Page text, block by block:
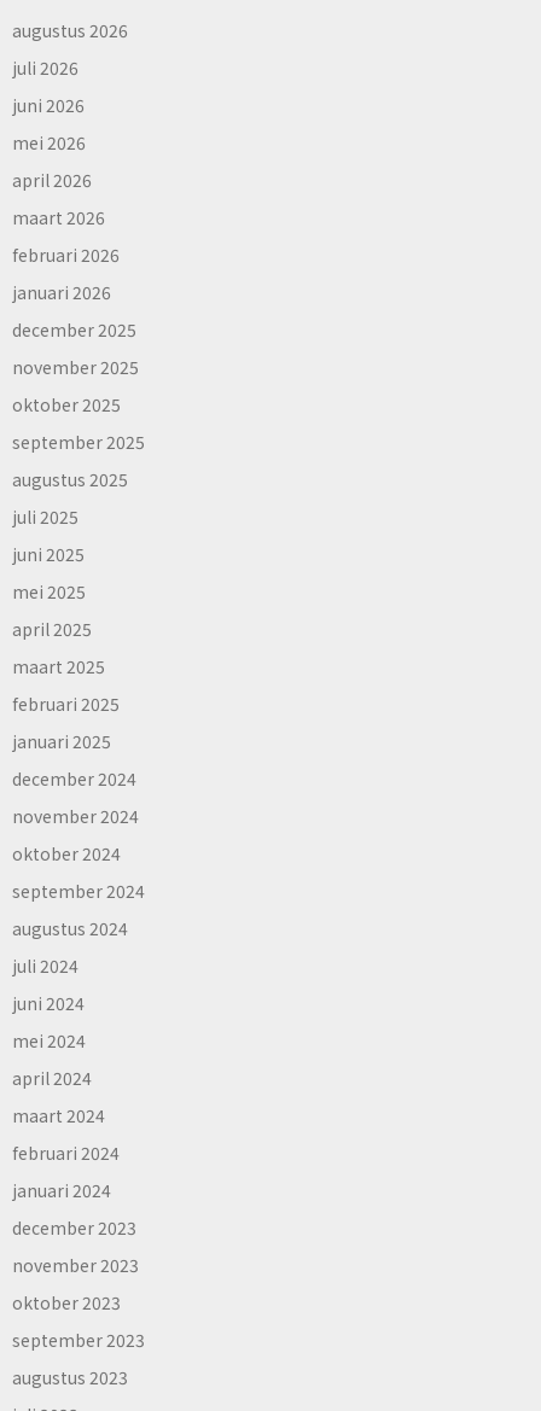
augustus 2026
juli 2026
juni 2026
mei 2026
april 2026
maart 2026
februari 2026
januari 2026
december 2025
november 2025
oktober 2025
september 2025
augustus 2025
juli 2025
juni 2025
mei 2025
april 2025
maart 2025
februari 2025
januari 2025
december 2024
november 2024
oktober 2024
september 2024
augustus 2024
juli 2024
juni 2024
mei 2024
april 2024
maart 2024
februari 2024
januari 2024
december 2023
november 2023
oktober 2023
september 2023
augustus 2023